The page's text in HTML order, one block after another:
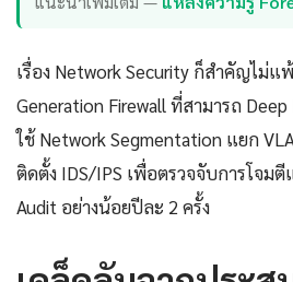
เรื่อง Network Security ก็สำคัญไม่
Generation Firewall ที่สามารถ
ใช้ Network Segmentation แยก
ติดตั้ง IDS/IPS เพื่อตรวจจับการโจม
Audit อย่างน้อยปีละ 2 ครั้ง